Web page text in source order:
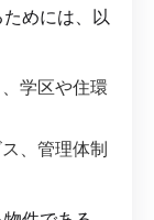
めには、以
学区や住環
、管理体制